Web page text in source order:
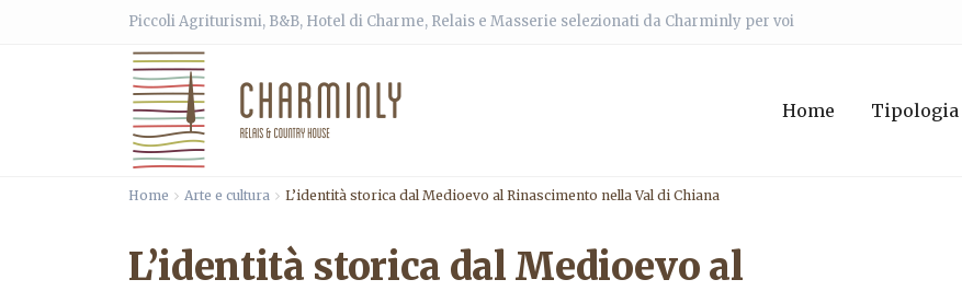
Piccoli Agriturismi, B&B, Hotel di Charme, Relais e Masserie selezionati da Charminly per voi
Home
Home Arte e cultura L’identità storica dal Medioevo al Rinascimento nella Val di Chiana
L’identità storica dal Medioevo al